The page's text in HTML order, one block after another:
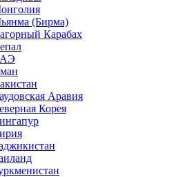
(Бирма)
Карабах
Аравия
Корея